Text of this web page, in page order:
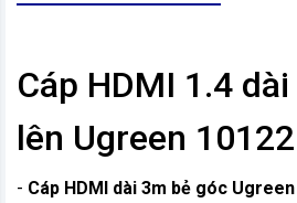
Cáp HDMI 1.4
lên Ugreen 10122
- Cáp HDMI dài 3m bẻ góc